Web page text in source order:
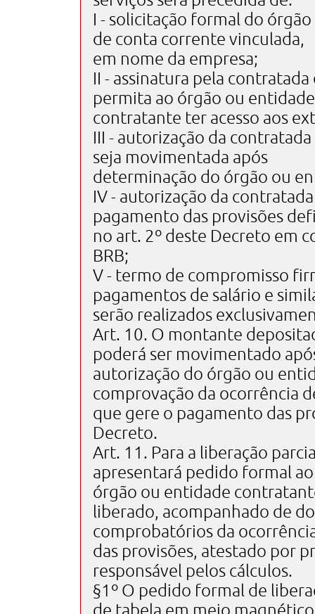
I - solicitação formal do
de conta corrente vinculada,
em nome da empresa;
II - assinatura pela
permita ao órgão ou entidade
contratante ter acesso aos
III - autorização da
seja movimentada após
determinação do órgão ou
IV - autorização da
pagamento das provisões
no art. 2º deste Decreto em
BRB;
V - termo de compromisso
pagamentos de salário e
serão realizados
Art. 10. O montante
poderá ser movimentado
autorização do órgão ou
comprovação da ocorrência
que gere o pagamento das
Decreto.
Art. 11. Para a liberação
apresentará pedido formal ao
órgão ou entidade
liberado, acompanhado de
comprobatórios da
das provisões, atestado por
responsável pelos cálculos.
§1º O pedido formal de
de tabela em meio